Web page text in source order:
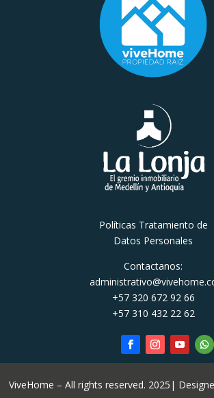
Políticas Tratamiento de
Datos Personales
Contactanos:
+57 320 672 92 66
+57 310 432 22 62
ViveHome – All rights reserved. 2025|